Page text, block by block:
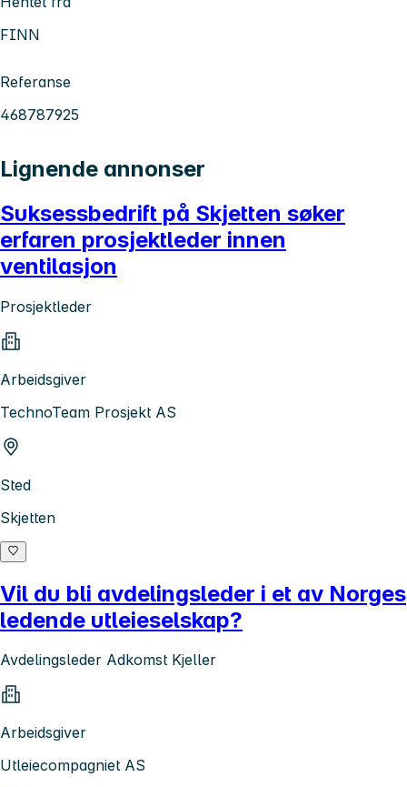
FINN
Referanse
468787925
Lignende annonser
Suksessbedrift på Skjetten søker
erfaren prosjektleder innen
ventilasjon
Prosjektleder
Arbeidsgiver
TechnoTeam Prosjekt AS
Sted
Skjetten
Vil du bli avdelingsleder i et av Norges
ledende utleieselskap?
Avdelingsleder Adkomst Kjeller
Arbeidsgiver
Utleiecompagniet AS